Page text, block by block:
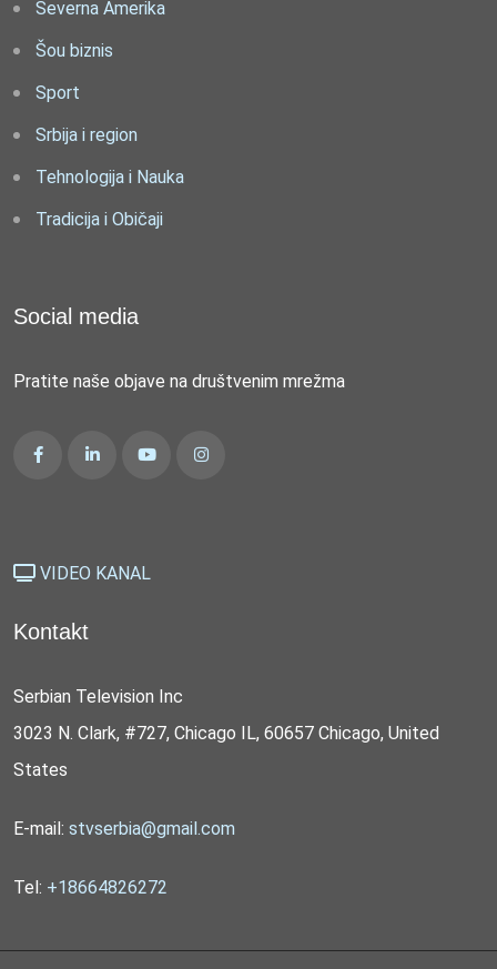
Severna Amerika
Šou biznis
Sport
Srbija i region
Tehnologija i Nauka
Tradicija i Običaji
Social media
Pratite naše objave na društvenim mrežma
VIDEO KANAL
Kontakt
Serbian Television Inc
3023 N. Clark, #727, Chicago IL, 60657 Chicago, United
States
E-mail: stvserbia@gmail.com
Tel: +18664826272